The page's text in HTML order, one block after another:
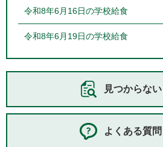
令和8年6月16日の学校給食
令和8年6月19日の学校給食
見つからな
よくある質